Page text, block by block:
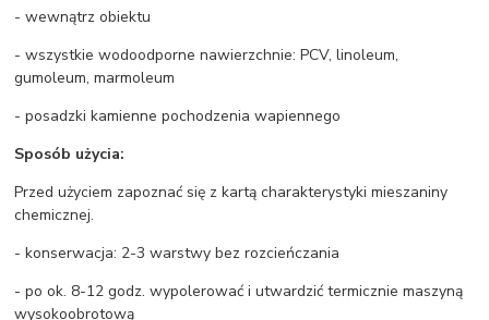
- wewnątrz obiektu
- wszystkie wodoodporne nawierzchnie: PCV, linoleum,
gumoleum, marmoleum
- posadzki kamienne pochodzenia wapiennego
Sposób użycia:
Przed użyciem zapoznać się z kartą charakterystyki mieszaniny
chemicznej.
- konserwacja: 2-3 warstwy bez rozcieńczania
- po ok. 8-12 godz. wypolerować i utwardzić termicznie maszyną
wysokoobrotową